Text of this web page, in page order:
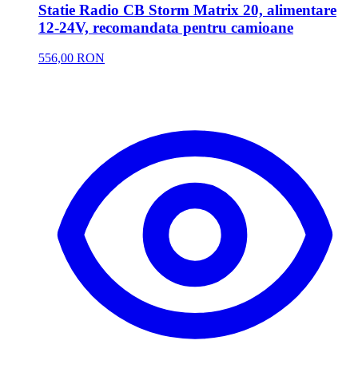
Statie Radio CB Storm Matrix 20, alimentare
12-24V, recomandata pentru camioane
556,00 RON